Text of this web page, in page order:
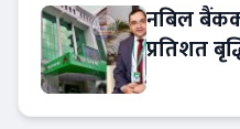
नबिल
प्रतिशत